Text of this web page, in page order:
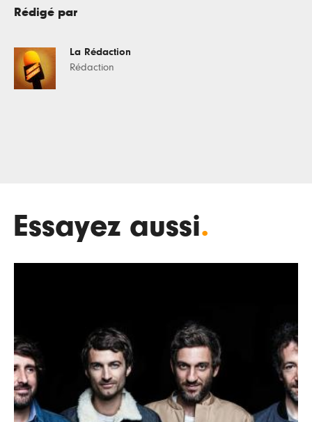
Rédigé par
La Rédaction
Rédaction
Essayez aussi.